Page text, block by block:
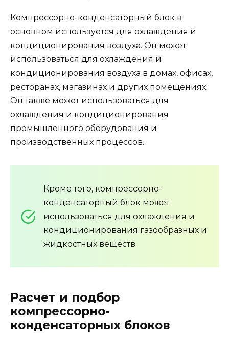
Компрессорно-конденсаторный блок в
основном используется для охлаждения и
кондиционирования воздуха. Он может
использоваться для охлаждения и
кондиционирования воздуха в домах, офисах,
ресторанах, магазинах и других помещениях.
Он также может использоваться для
охлаждения и кондиционирования
промышленного оборудования и
производственных процессов.
Кроме того, компрессорно-
конденсаторный блок может
использоваться для охлаждения и
кондиционирования газообразных и
жидкостных веществ.
Расчет и подбор
компрессорно-
конденсаторных блоков